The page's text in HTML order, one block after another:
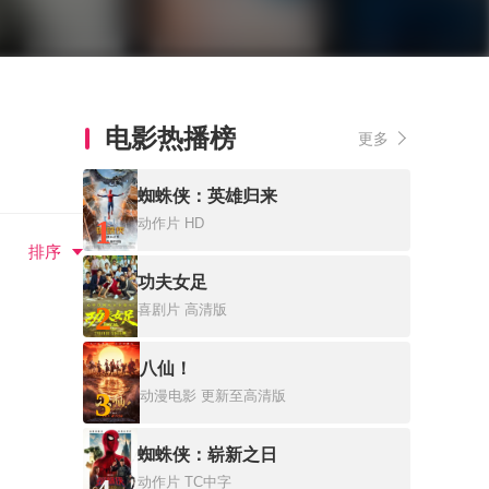
排序
电影热播榜 更多
1
蜘蛛侠：英雄归来
动作片 HD
2
功夫女足
喜剧片 高清版
3
八仙！
动漫电影 更新至高清版
蜘蛛侠：崭新之日
动作片 TC中字